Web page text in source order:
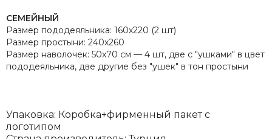
СЕМЕЙНЫЙ
Размер пододеяльника: 160х220 (2 шт)
Размер простыни: 240х260
Размер наволочек: 50х70 см — 4 шт, две с "ушками" в цвет
пододеяльника, две другие без "ушек" в тон простыни
Упаковка: Коробка+фирменный пакет с
логотипом